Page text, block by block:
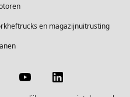
en magazijnuitrusting